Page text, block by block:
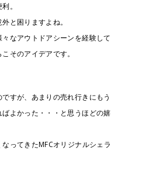
。
と困りますよね。
なアウトドアシーンを経験して
そのアイデアです。
すが、あまりの売れ行きにもう
よかった・・・と思うほどの嬉
ってきたMFCオリジナルシェラ